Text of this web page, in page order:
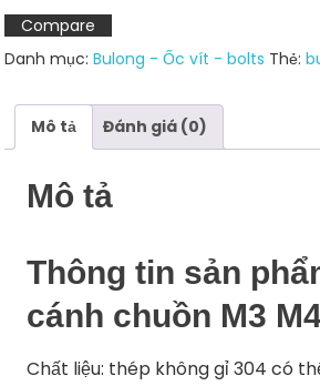
50
số
lượng
Compare
Danh mục:Bulong - Ốc vít - bolts Thẻ:
Mô tả Đánh giá (0)
Mô tả
Thông tin sản
cánh chuồn M3
Chất liệu: thép không gỉ 304 có